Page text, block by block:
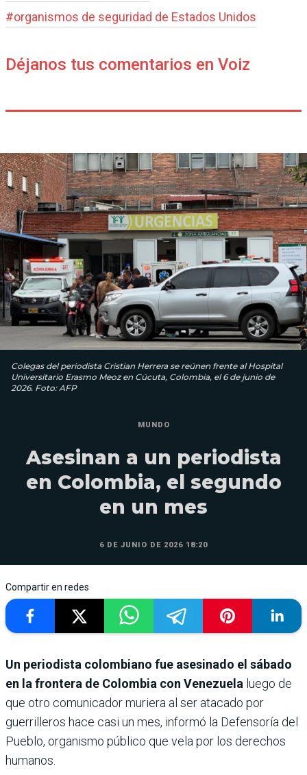
#organismos de seguridad de Estados Unidos
Déjanos tus comentarios en Voiz
Colegas del periodista Cristian Herrera se reúnen frente al Hospital
Universitario Erasmo Meoz en Cúcuta, Colombia, el 6 de junio de
2026. Foto: AFP
MUNDO
Asesinan a un periodista
en Colombia, el segundo
en un mes
6 DE JUNIO DE 2026 18:20
Compartir en redes
Un periodista colombiano fue asesinado el sábado
en la frontera de Colombia con Venezuela luego de
que otro comunicador muriera al ser atacado por
guerrilleros hace casi un mes, informó la Defensoría del
Pueblo, organismo público que vela por los derechos
humanos.